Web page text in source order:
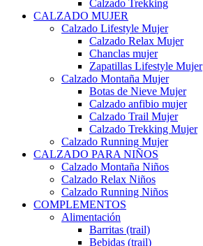
Calzado Trekking
CALZADO MUJER
Calzado Lifestyle Mujer
Calzado Relax Mujer
Chanclas mujer
Zapatillas Lifestyle Mujer
Calzado Montaña Mujer
Botas de Nieve Mujer
Calzado anfibio mujer
Calzado Trail Mujer
Calzado Trekking Mujer
Calzado Running Mujer
CALZADO PARA NIÑOS
Calzado Montaña Niños
Calzado Relax Niños
Calzado Running Niños
COMPLEMENTOS
Alimentación
Barritas (trail)
Bebidas (trail)